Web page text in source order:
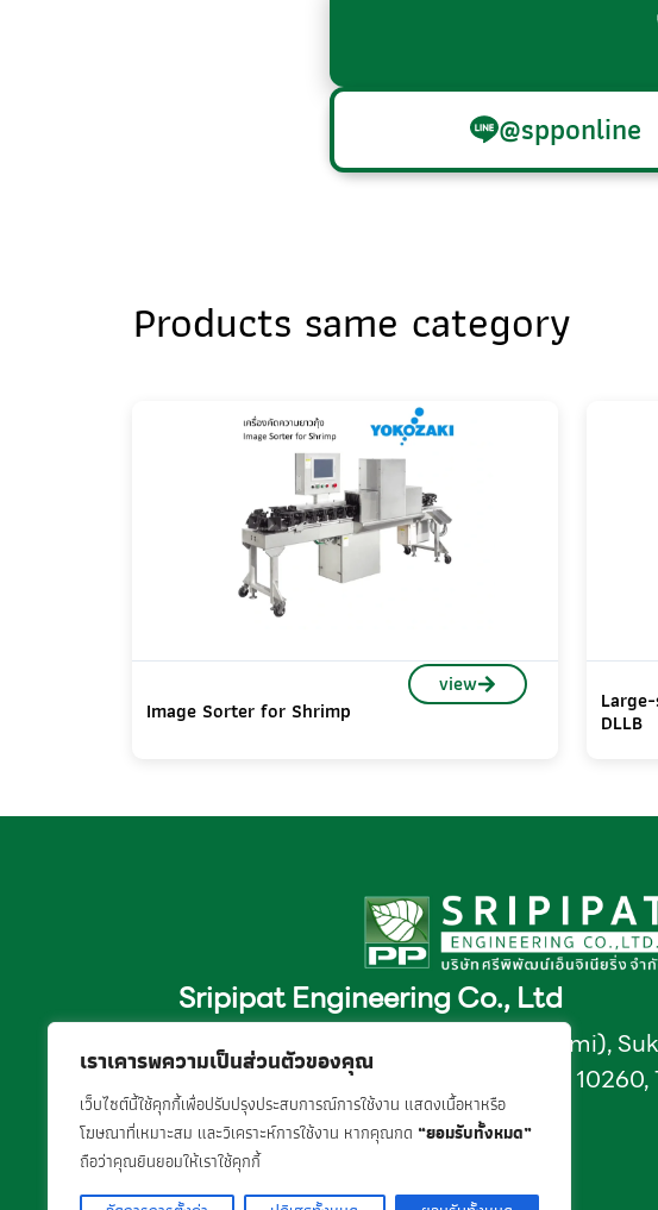
เราเคารพความเป็นส่วนตัวของคุณ
เว็บไซต์นี้ใช้คุกกี้เพื่อปรับปรุงประสบการณ์การใช้งาน แสดงเนื้อหาหรือ
โฆษณาที่เหมาะสม และวิเคราะห์การใช้งาน หากคุณกด “ยอมรับทั้งหมด”
ถือว่าคุณยินยอมให้เราใช้คุกกี้
@spponline
Products same category
Image Sorter for Shrimp
view
DLLB
Sripipat Engineering Co., Ltd
165, 165/1 Soi Sukhumvit 93 (Phungmi),
Bangchak, Phra Khanong, Bangkok